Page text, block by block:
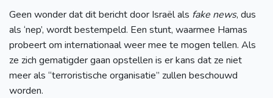
Geen wonder dat dit bericht door Israël als fake news, dus
als ‘nep’, wordt bestempeld. Een stunt, waarmee Hamas
probeert om internationaal weer mee te mogen tellen. Als
ze zich gematigder gaan opstellen is er kans dat ze niet
meer als “terroristische organisatie” zullen beschouwd
worden.